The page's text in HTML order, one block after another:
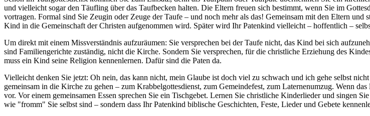
und vielleicht sogar den Täufling über das Taufbecken halten. Die Eltern freuen sich bestimmt, wenn Sie im
vortragen. Formal sind Sie Zeugin oder Zeuge der Taufe – und noch mehr als das! Gemeinsam mit den Eltern
Kind in die Gemeinschaft der Christen aufgenommen wird. Später wird Ihr Patenkind vielleicht – hoffentlich –
Um direkt mit einem Missverständnis aufzuräumen: Sie versprechen bei der Taufe nicht, das Kind bei sich
sind Familiengerichte zuständig, nicht die Kirche. Sondern Sie versprechen, für die christliche Erziehung des
muss ein Kind seine Religion kennenlernen. Dafür sind die Paten da.
Vielleicht denken Sie jetzt: Oh nein, das kann nicht, mein Glaube ist doch viel zu schwach und ich gehe selbst
gemeinsam in die Kirche zu gehen – zum Krabbelgottesdienst, zum Gemeindefest, zum Laternenumzug. Wenn
vor. Vor einem gemeinsamen Essen sprechen Sie ein Tischgebet. Lernen Sie christliche Kinderlieder und singen
wie "fromm" Sie selbst sind – sondern dass Ihr Patenkind biblische Geschichten, Feste, Lieder und Gebete